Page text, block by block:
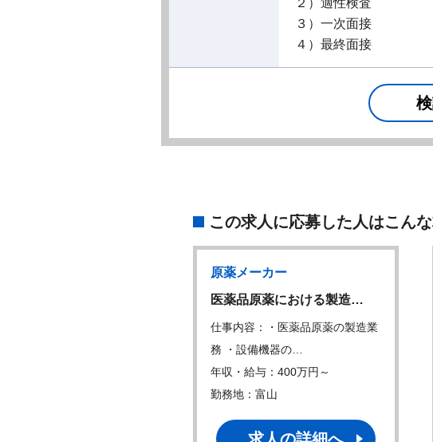
２）適性検査
３）一次面接
４）最終面接
この求人に応募した人はこん
原薬メーカー
医薬品原薬における製造…
仕事内容：・医薬品原薬の製造業
務 ・設備機器の…
年収・給与：400万円～
勤務地：富山